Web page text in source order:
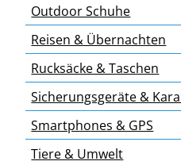
Outdoor Schuhe
Reisen & Übernachten
Rucksäcke & Taschen
Sicherungsgeräte &
Smartphones & GPS
Tiere & Umwelt